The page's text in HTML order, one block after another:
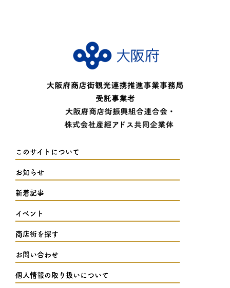
このサイトについて
お知らせ
新着記事
イベント
商店街を探す
お問い合わせ
個人情報の取り扱いについて